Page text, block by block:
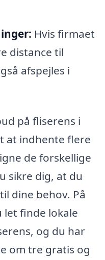
Hvis firmaet
distance til
afspejles i
på fliserens i
at indhente flere
de forskellige
sikre dig, at du
dine behov. På
let finde lokale
og du har
om tre gratis og